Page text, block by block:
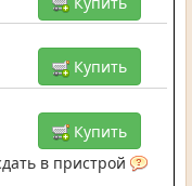
Купить
Купить
в пристрой